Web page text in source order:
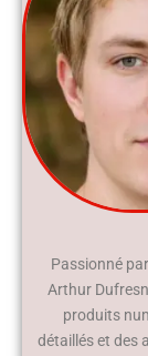
Passionné
Arthur
produits
détaillés et des